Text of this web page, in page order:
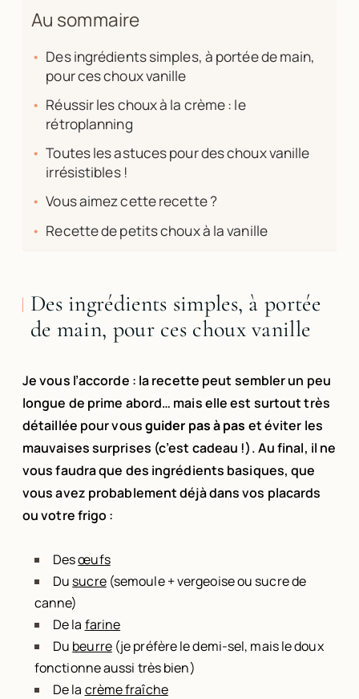
Au sommaire
Des ingrédients simples, à portée de main,
pour ces choux vanille
Réussir les choux à la crème : le
rétroplanning
Toutes les astuces pour des choux vanille
irrésistibles !
Vous aimez cette recette ?
Recette de petits choux à la vanille
Des ingrédients simples, à portée
de main, pour ces choux vanille
Je vous l’accorde : la recette peut sembler un peu
longue de prime abord… mais elle est surtout très
détaillée pour vousguider pas à pas et éviter les
mauvaises surprises (c’est cadeau !).Au final, il ne
vous faudra que des ingrédients basiques, que
vous avez probablement déjà dans vos placards
ou votre frigo :
Desœufs
Du sucre(semoule + vergeoise ou sucre de
canne)
De la farine
Du beurre(je préfère le demi-sel, mais le doux
fonctionne aussi très bien)
De la crème fraîche